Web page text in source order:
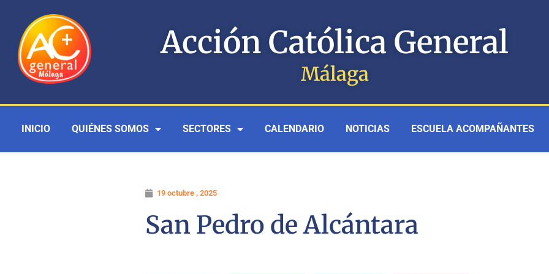
contenido
Acción Católica General
Málaga
INICIO QUIÉNES SOMOS SECTORES CALENDARIO NOTICIAS ESCUELA ACOMPAÑANTES
19 octubre , 2025
San Pedro de Alcántara